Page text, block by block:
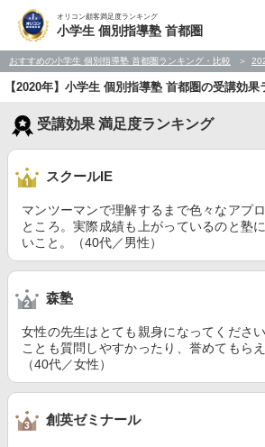
オリコン顧客満足度ランキング
小学生 個別指導塾 首都圏
おすすめの小学生 個別指導塾 首都圏ランキング・比較
【2020年】小学生 個別指導塾 首都圏の受講効
受講効果 満足度ランキング
スクールIE
マンツーマンで理解するまで色々なアプ
ところ。実際成績も上がっているのと塾
いこと。（40代／男性）
森塾
女性の先生はとても親身になってくださ
ことも質問しやすかったり、誉めてもら
（40代／女性）
創英ゼミナール